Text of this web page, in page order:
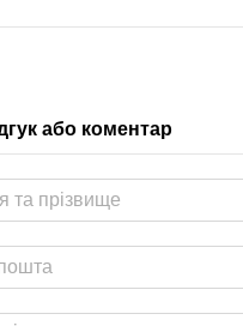
або коментар